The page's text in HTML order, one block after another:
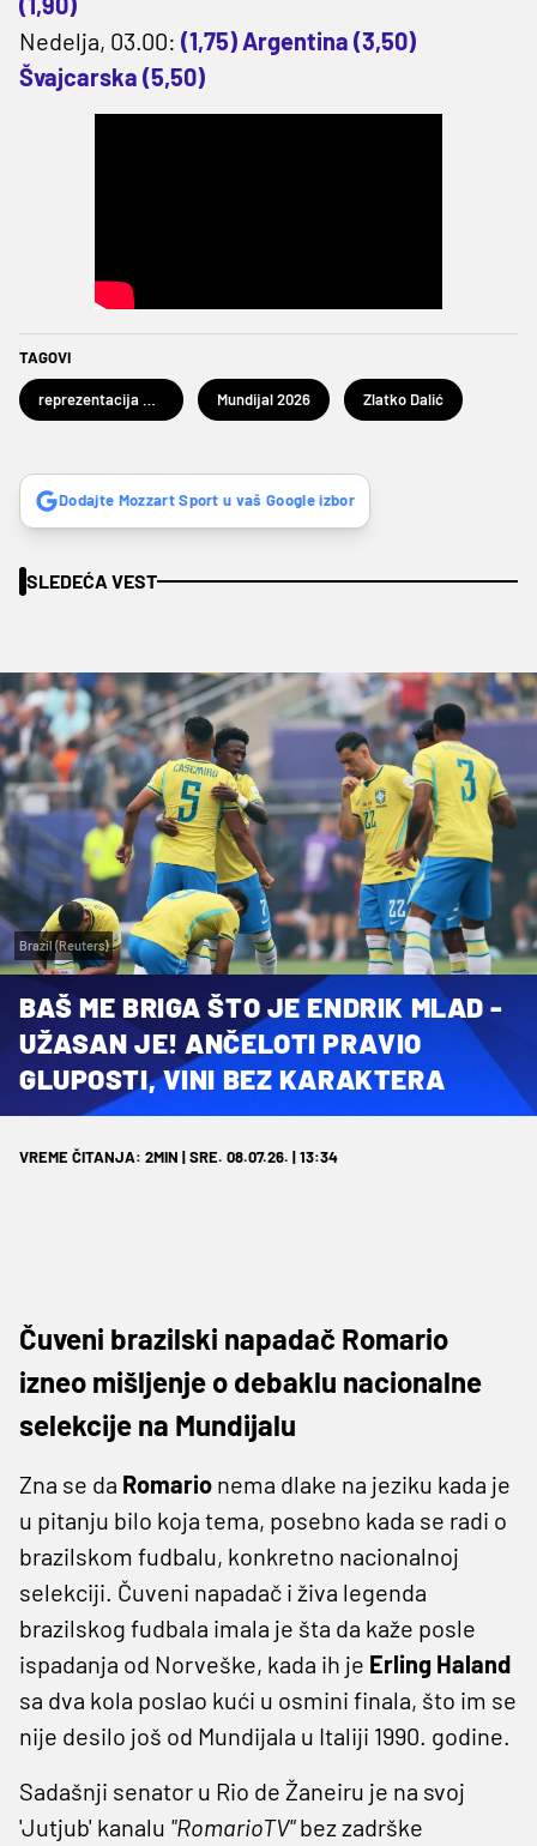
Nedelja, 03.00: (1,75) Argentina (3,50)
Švajcarska (5,50)
TAGOVI
Mundijal 2026 Zlatko Dalić
Dodajte Mozzart Sport u vaš Google izbor
SLEDEĆA VEST
Brazil (Reuters)
BAŠ ME BRIGA ŠTO JE ENDRIK MLAD -
UŽASAN JE! ANČELOTI PRAVIO
GLUPOSTI, VINI BEZ KARAKTERA
VREME ČITANJA: 2MIN | SRE. 08.07.26. | 13:34
Čuveni brazilski napadač Romario
izneo mišljenje o debaklu nacionalne
selekcije na Mundijalu
Zna se da Romario nema dlake na jeziku kada je
u pitanju bilo koja tema, posebno kada se radi o
brazilskom fudbalu, konkretno nacionalnoj
selekciji. Čuveni napadač i živa legenda
brazilskog fudbala imala je šta da kaže posle
ispadanja od Norveške, kada ih je Erling Haland
sa dva kola poslao kući u osmini finala, što im se
nije desilo još od Mundijala u Italiji 1990. godine.
Sadašnji senator u Rio de Žaneiru je na svoj
'Jutjub' kanalu "RomarioTV"bez zadrške